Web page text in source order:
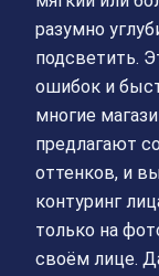
разумно
подсветить.
ошибок и
многие
предлагают
оттенков, и
контуринг
только на
своём лице.